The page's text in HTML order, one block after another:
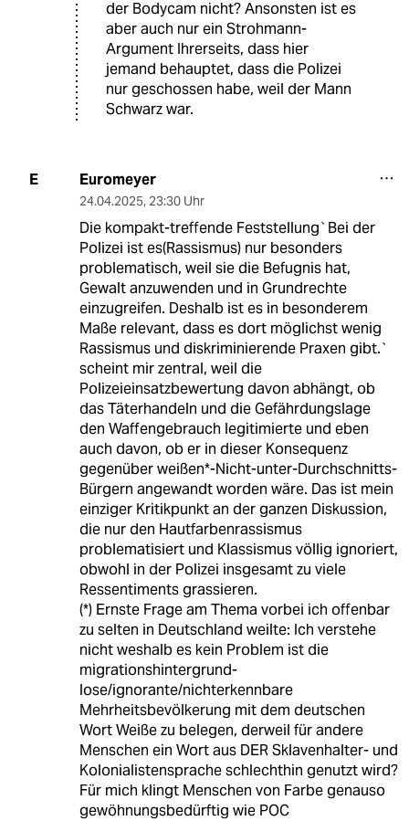
der Bodycam nicht? Ansonsten ist es
aber auch nur ein Strohmann-
Argument Ihrerseits, dass hier
jemand behauptet, dass die Polizei
nur geschossen habe, weil der Mann
Schwarz war.
E Euromeyer
24.04.2025, 23:30 Uhr
Die kompakt-treffende Feststellung`Bei der
Polizei ist es(Rassismus) nur besonders
problematisch, weil sie die Befugnis hat,
Gewalt anzuwenden und in Grundrechte
einzugreifen. Deshalb ist es in besonderem
Maße relevant, dass es dort möglichst wenig
Rassismus und diskriminierende Praxen gibt.`
scheint mir zentral, weil die
Polizeieinsatzbewertung davon abhängt, ob
das Täterhandeln und die Gefährdungslage
den Waffengebrauch legitimierte und eben
auch davon, ob er in dieser Konsequenz
gegenüber weißen*-Nicht-unter-Durchschnitts-
Bürgern angewandt worden wäre. Das ist mein
einziger Kritikpunkt an der ganzen Diskussion,
die nur den Hautfarbenrassismus
problematisiert und Klassismus völlig ignoriert,
obwohl in der Polizei insgesamt zu viele
Ressentiments grassieren.
(*) Ernste Frage am Thema vorbei ich offenbar
zu selten in Deutschland weilte: Ich verstehe
nicht weshalb es kein Problem ist die
migrationshintergrund-
lose/ignorante/nichterkennbare
Mehrheitsbevölkerung mit dem deutschen
Wort Weiße zu belegen, derweil für andere
Menschen ein Wort aus DER Sklavenhalter- und
Kolonialistensprache schlechthin genutzt wird?
Für mich klingt Menschen von Farbe genauso
gewöhnungsbedürftig wie POC